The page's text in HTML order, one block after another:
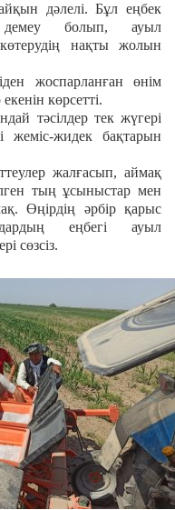
айқын дәлелі. Бұл еңбек
демеу болып, ауыл
нақты жолын
жоспарланған өнім
көрсетті.
тәсілдер тек жүгері
жеміс-жидек бақтарын
жалғасып, аймақ
тың ұсыныстар мен
Өңірдің әрбір қарыс
еңбегі ауыл
сөзсіз.